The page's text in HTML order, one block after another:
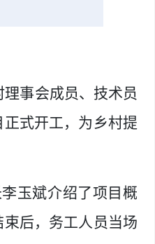
事会成员、技术员
式开工，为乡村提
玉斌介绍了项目概
后，务工人员当场